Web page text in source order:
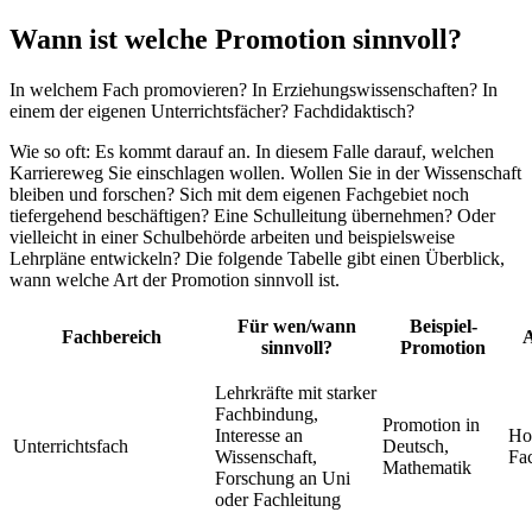
Wann ist welche Promotion sinnvoll?
In welchem Fach promovieren? In Erziehungswissenschaften? In
einem der eigenen Unterrichtsfächer? Fachdidaktisch?
Wie so oft: Es kommt darauf an. In diesem Falle darauf, welchen
Karriereweg Sie einschlagen wollen. Wollen Sie in der Wissenschaft
bleiben und forschen? Sich mit dem eigenen Fachgebiet noch
tiefergehend beschäftigen? Eine Schulleitung übernehmen? Oder
vielleicht in einer Schulbehörde arbeiten und beispielsweise
Lehrpläne entwickeln? Die folgende Tabelle gibt einen Überblick,
wann welche Art der Promotion sinnvoll ist.
Fachbereich
Für wen/wann
sinnvoll?
Beispiel-
Promotion
Unterrichtsfach
Lehrkräfte mit starker
Fachbindung,
Interesse an
Wissenschaft,
Forschung an Uni
oder Fachleitung
Promotion in
Deutsch,
Mathematik